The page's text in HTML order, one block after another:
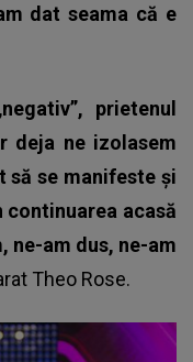
dat seama că e
prietenul
deja ne izolasem
să se manifeste și
acasă
ne-am dus, ne-am
Theo Rose.